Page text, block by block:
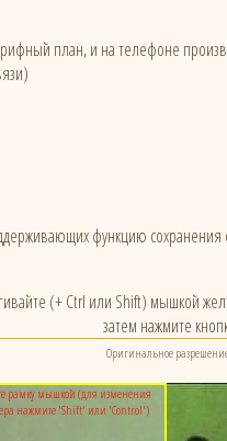
план, и на телефоне
функцию сохранения
(+ Ctrl или Shift) мышкой
затем нажмите
рамку мышкой (для изменения
нажмите 'Shift' или 'Control')
Оригинальное